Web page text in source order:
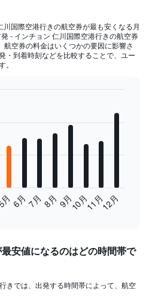
国際空港​行きの航空券が最も安くなる月
- インチョン 仁川国際空港​行き​の航空券
空券の料金はいくつかの要因に影響さ
・到着時刻などを比較することで、ユー
6月7月 8月 9月10月11月12月
安値になるのはどの時間帯で
きでは、出発する時間帯によって、航空